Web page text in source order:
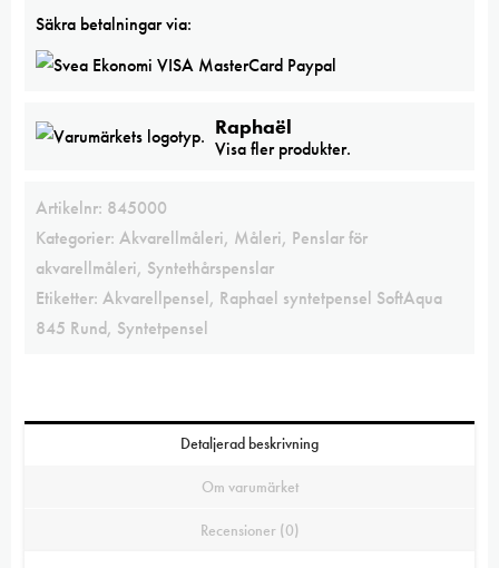
Säkra betalningar via:
Raphaël
Visa fler produkter.
Artikelnr: 845000
Kategorier: Akvarellmåleri, Måleri, Penslar för
akvarellmåleri, Syntethårspenslar
Etiketter: Akvarellpensel, Raphael syntetpensel SoftAqua
845 Rund, Syntetpensel
Detaljerad beskrivning
Om varumärket
Recensioner (0)